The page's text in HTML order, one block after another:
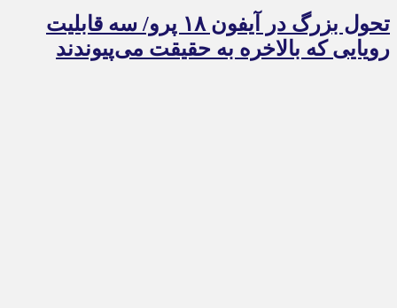
تحول بزرگ در آیفون ۱۸ پرو/ سه قابلیت
رویایی که بالاخره به حقیقت می‌پیوندند